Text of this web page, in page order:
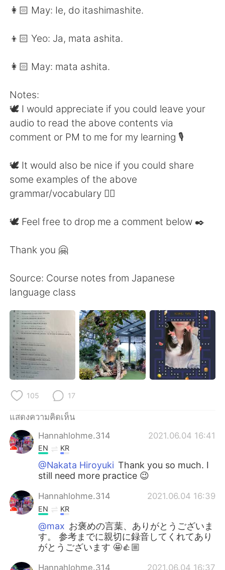
👩🏻 May: Ie, do itashimashite.
👦🏻 Yeo: Ja, mata ashita.
👩🏻 May: mata ashita.
Notes:
🕊 I would appreciate if you could leave your
audio to read the above contents via
comment or PM to me for my learning 🎙
🕊 It would also be nice if you could share
some examples of the above
grammar/vocabulary 👍🏼
🕊 Feel free to drop me a comment below ✒️
Thank you 🤗
Source: Course notes from Japanese
language class
105 17
แสดงความคิดเห็น
Hannahlohme.314
2021.06.04 16:41
EN KR
@Nakata Hiroyuki Thank you so much. I
still need more practice 😉
Hannahlohme.314 2021.06.04 16:39
EN KR
@max お褒めの言葉、ありがとうございま
す。 参考までに親切に録音してくれてあり
がとうございます 🤩👍🏼
Hannahlohme.314 2021.06.04 16:37